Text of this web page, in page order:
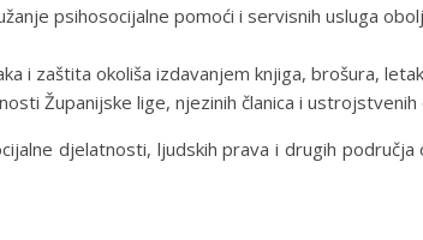
psihosocijalne pomoći i servisnih usluga
i zaštita okoliša izdavanjem knjiga, brošura,
Županijske lige, njezinih članica i ustrojstvenih
djelatnosti, ljudskih prava i drugih